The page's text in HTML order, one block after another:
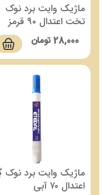
ماژیک وایت برد نوک
تخت اعتدال ۹۰ قرمز
28,000تومان
ماژیک وایت برد نوک
اعتدال ۷۰ آبی